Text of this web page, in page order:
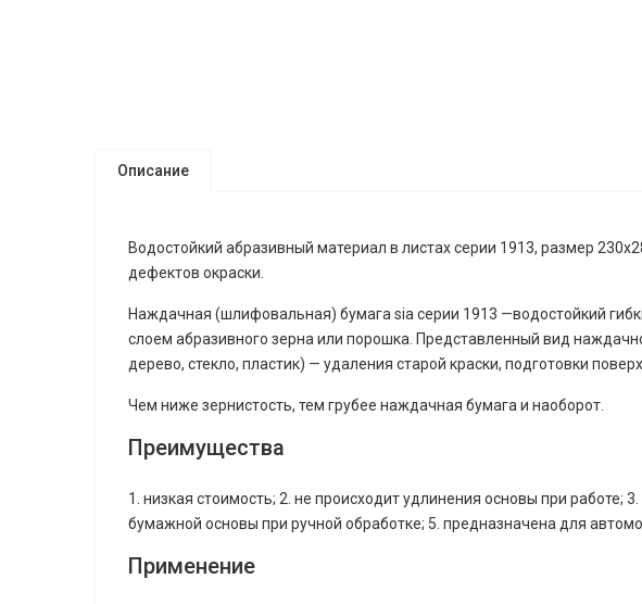
Описание
Водостойкий абразивный материал в листах серии 1913, размер
дефектов окраски.
Наждачная (шлифовальная) бумага sia серии 1913 —водостойкий
слоем абразивного зерна или порошка. Представленный вид
дерево, стекло, пластик) — удаления старой краски, подготовки
Чем ниже зернистость, тем грубее наждачная бумага и наоборот.
Преимущества
1. низкая стоимость; 2. не происходит удлинения основы при
бумажной основы при ручной обработке; 5. предназначена для
Применение